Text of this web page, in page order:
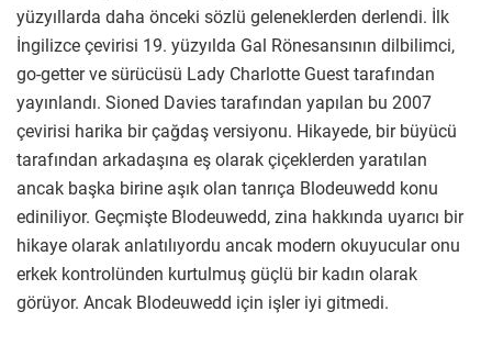
yüzyıllarda daha önceki sözlü geleneklerden derlendi. İlk
İngilizce çevirisi 19. yüzyılda Gal Rönesansının dilbilimci,
go-getter ve sürücüsü Lady Charlotte Guest tarafından
yayınlandı. Sioned Davies tarafından yapılan bu 2007
çevirisi harika bir çağdaş versiyonu. Hikayede, bir büyücü
tarafından arkadaşına eş olarak çiçeklerden yaratılan
ancak başka birine aşık olan tanrıça Blodeuwedd konu
ediniliyor. Geçmişte Blodeuwedd, zina hakkında uyarıcı bir
hikaye olarak anlatılıyordu ancak modern okuyucular onu
erkek kontrolünden kurtulmuş güçlü bir kadın olarak
görüyor. Ancak Blodeuwedd için işler iyi gitmedi.